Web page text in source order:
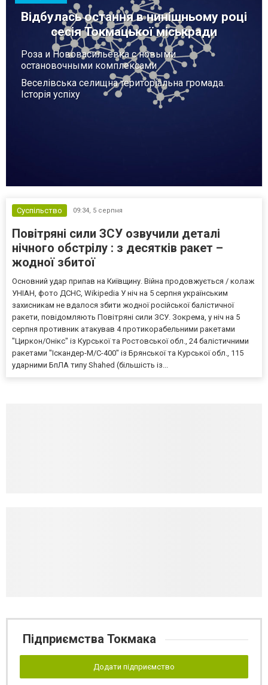
Відбулась остання в нинішньому році
сесія Токмацької міськради
Роза и Нововасильевка с новыми
остановочными комплексами
Веселівська селищна територіальна громада.
Історія успіху
Суспільство 09:34, 5 серпня
Повітряні сили ЗСУ озвучили деталі
нічного обстрілу : з десятків ракет –
жодної збитої
Основний удар припав на Київщину. Війна продовжується / колаж
УНІАН, фото ДСНС, Wikipedia У ніч на 5 серпня українським
захисникам не вдалося збити жодної російської балістичної
ракети, повідомляють Повітряні сили ЗСУ. Зокрема, у ніч на 5
серпня противник атакував 4 протикорабельними ракетами
"Циркон/Онікс" із Курської та Ростовської обл., 24 балістичними
ракетами "Іскандер-М/С-400" із Брянської та Курської обл., 115
ударними БпЛА типу Shahed (більшість із...
Підприємства Токмака
Додати підприємство